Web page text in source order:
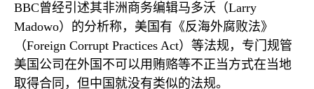
BBC曾经引述其非洲商务编辑马多沃（Larry
Madowo）的分析称，美国有《反海外腐败法》
（Foreign Corrupt Practices Act）等法规，专门规管
美国公司在外国不可以用贿赂等不正当方式在当地
取得合同，但中国就没有类似的法规。